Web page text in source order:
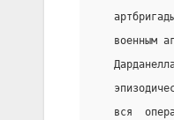
военным
вся